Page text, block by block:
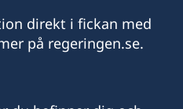
direkt i fickan med
på regeringen.se.